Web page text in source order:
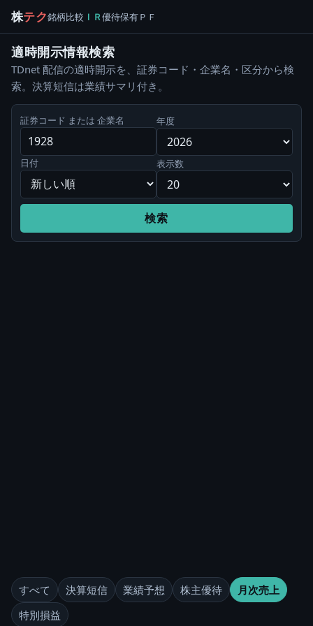
株テク銘柄比較 ＩＲ優待保有ＰＦ
適時開示情報検索
TDnet 配信の適時開示を、証券コード・企業名・区分から検
索。決算短信は業績サマリ付き。
証券コード または 企業名 年度
日付 表示数
検索
すべて 決算短信 業績予想 株主優待
月次売上
特別損益